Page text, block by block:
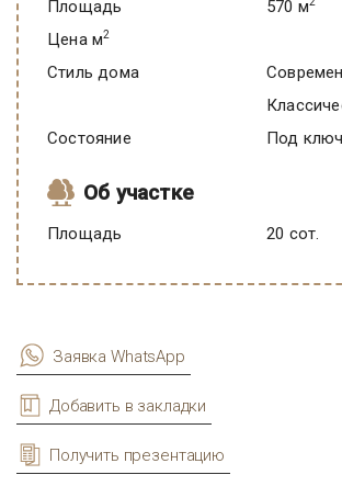
Площадь
570 м
Цена м2
Стиль дома
Современный,
Состояние
под ключ
Об участке
Площадь 20 сот.
Заявка WhatsApp
Добавить в закладки
Получить презентацию